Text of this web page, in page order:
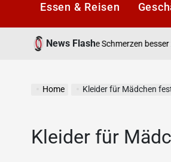
Essen & Reisen
News Flash
hilft, chronische Schmerzen besser zu
Home Kleider für Mädchen
Kleider für